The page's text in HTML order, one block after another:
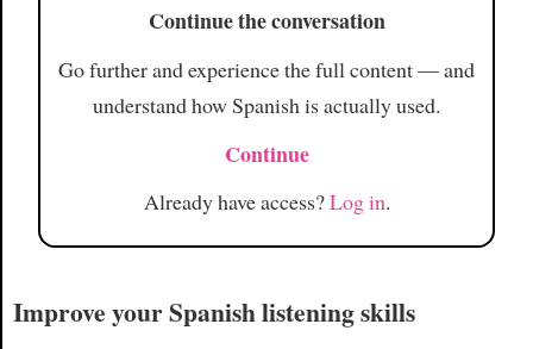
Continue the conversation
Go further and experience the full content — and
understand how Spanish is actually used.
Continue
Already have access?Log in.
Improve your Spanish listening skills